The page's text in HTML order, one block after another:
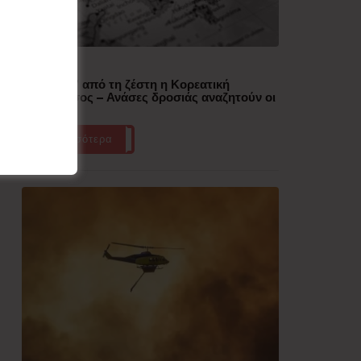
“Έλιωσε” από τη ζέστη η Κορεατική
Χερσόνησος – Ανάσες δροσιάς αναζητούν οι
Περισσότερα